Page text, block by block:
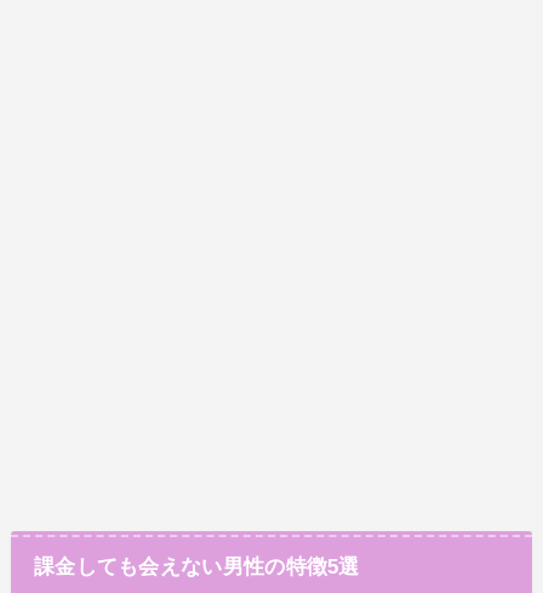
課金しても会えない男性の特徴5選